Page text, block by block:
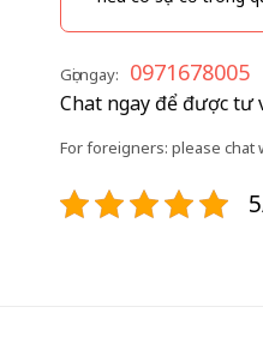
Gọi ngay: 0971678005
Chat ngay để được tư
For foreigners: please chat